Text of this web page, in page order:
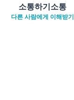
소통하기소통
다른 사람에게 이해받기